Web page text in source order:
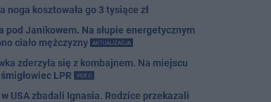
noga kosztowała go 3 tysiące zł
pod Janikowem. Na słupie energetycznym
ciało mężczyzny
AKTUALIZACJA
zderzyła się z kombajnem. Na miejscu
śmigłowiec LPR
VIDEO
USA zbadali Ignasia. Rodzice przekazali